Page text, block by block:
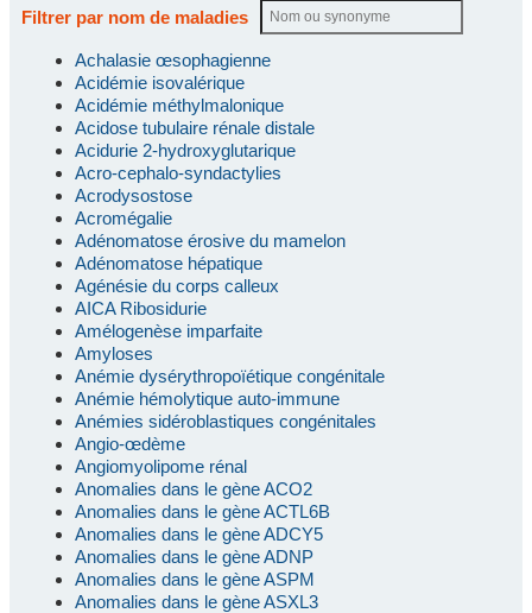
Filtrer par nom de maladies
Achalasie œsophagienne
Acidémie isovalérique
Acidémie méthylmalonique
Acidose tubulaire rénale distale
Acidurie 2-hydroxyglutarique
Acro-cephalo-syndactylies
Acrodysostose
Acromégalie
Adénomatose érosive du mamelon
Adénomatose hépatique
Agénésie du corps calleux
AICA Ribosidurie
Amélogenèse imparfaite
Amyloses
Anémie dysérythropoïétique congénitale
Anémie hémolytique auto-immune
Anémies sidéroblastiques congénitales
Angio-œdème
Angiomyolipome rénal
Anomalies dans le gène ACO2
Anomalies dans le gène ACTL6B
Anomalies dans le gène ADCY5
Anomalies dans le gène ADNP
Anomalies dans le gène ASPM
Anomalies dans le gène ASXL3